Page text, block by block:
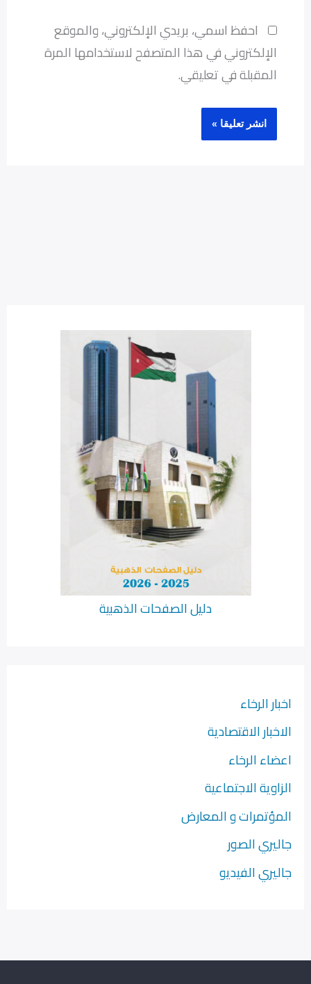
احفظ اسمي، بريدي الإلكتروني، والموقع
الإلكتروني في هذا المتصفح لاستخدامها المرة
المقبلة في تعليقي.
دليل الصفحات الذهبية
اخبار الرخاء
الاخبار الاقتصادية
اعضاء الرخاء
الزاوية الاجتماعية
المؤتمرات و المعارض
جاليري الصور
جاليري الفيديو